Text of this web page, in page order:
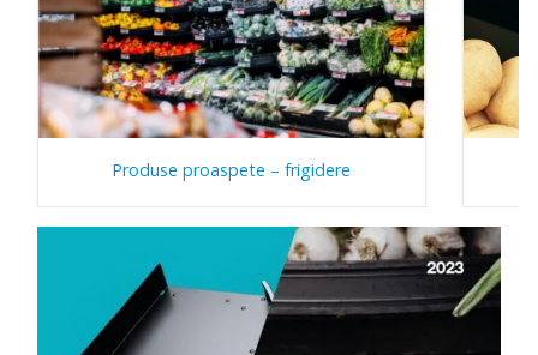
Produse proaspete – frigidere